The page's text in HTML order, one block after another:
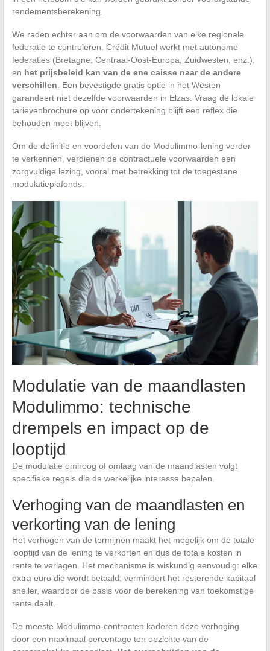
rendementsberekening.
We raden echter aan om de voorwaarden van elke regionale
federatie te controleren. Crédit Mutuel werkt met autonome
federaties (Bretagne, Centraal-Oost-Europa, Zuidwesten, enz.),
en het prijsbeleid kan van de ene caisse naar de andere
verschillen . Een bevestigde gratis optie in het Westen
garandeert niet dezelfde voorwaarden in Elzas. Vraag de lokale
tarievenbrochure op voor ondertekening blijft een reflex die
behouden moet blijven.
Om de definitie en voordelen van de Modulimmo-lening verder
te verkennen, verdienen de contractuele voorwaarden een
zorgvuldige lezing, vooral met betrekking tot de toegestane
modulatieplafonds.
Modulatie van de maandlasten
Modulimmo: technische
drempels en impact op de
looptijd
De modulatie omhoog of omlaag van de maandlasten volgt
specifieke regels die de werkelijke interesse bepalen.
Verhoging van de maandlasten en
verkorting van de lening
Het verhogen van de termijnen maakt het mogelijk om de totale
looptijd van de lening te verkorten en dus de totale kosten in
rente te verlagen. Het mechanisme is wiskundig eenvoudig: elke
extra euro die wordt betaald, vermindert het resterende kapitaal
sneller, waardoor de basis voor de berekening van toekomstige
rente daalt.
De meeste Modulimmo-contracten kaderen deze verhoging
door een maximaal percentage ten opzichte van de